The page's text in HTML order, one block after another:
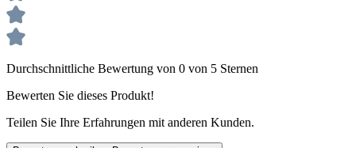
Durchschnittliche Bewertung von 0 von 5 Sternen
Bewerten Sie dieses Produkt!
Teilen Sie Ihre Erfahrungen mit anderen Kunden.